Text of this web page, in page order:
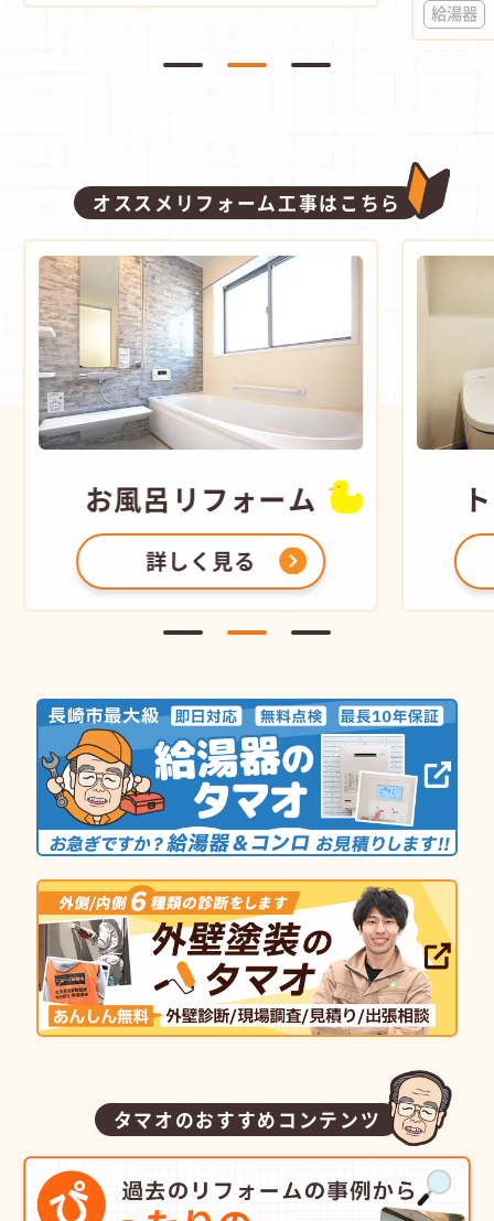
給湯器
オススメリフォーム工事はこちら
お風呂 リフォーム
詳しく見る
タマオのおすすめコンテンツ